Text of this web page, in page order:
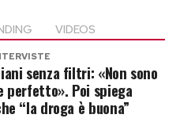
VIDEOS
senza filtri: «Non sono
perfetto». Poi spiega
“la droga è buona”